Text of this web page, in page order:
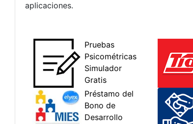
aplicaciones.